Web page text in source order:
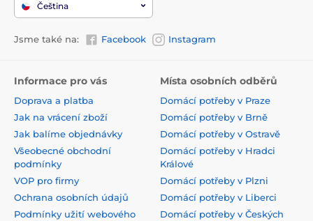
Čeština
Jsme také na: Facebook Instagram
Informace pro vás
Doprava a platba
Jak na vrácení zboží
Jak balíme objednávky
Všeobecné obchodní
podmínky
VOP pro firmy
Ochrana osobních údajů
Podmínky užití webového
Místa osobních odběrů
Domácí potřeby v Praze
Domácí potřeby v Brně
Domácí potřeby v Ostravě
Domácí potřeby v Hradci
Králové
Domácí potřeby v Plzni
Domácí potřeby v Liberci
Domácí potřeby v Českých